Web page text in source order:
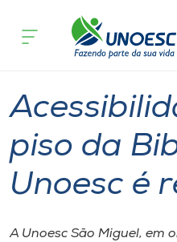
Cursos
Pesquisa
Atendimento ao
Portal de Ensino
acontece
piso da
Unoesc é
A Unoesc São Miguel, em